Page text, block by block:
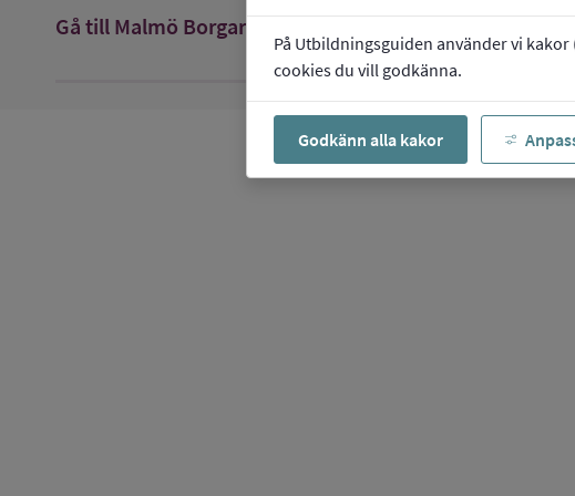
På Utbildningsguiden använder vi
cookies du vill godkänna.
Godkänn alla kakor
Gå till Malmö Borgarskola Ro 1arrow_forward